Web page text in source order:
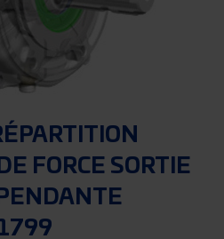
FORCE SORTIE